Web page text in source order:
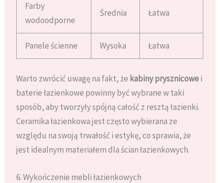
Farby
wodoodporne
Średnia Łatwa
Panele ścienne Wysoka Łatwa
Warto zwrócić uwagę na fakt, że kabiny prysznicowei
baterie łazienkowe powinny być wybrane w taki
sposób, aby tworzyły spójną całość z resztą łazienki.
Ceramika łazienkowa jest często wybierana ze
względu na swoją trwałość i estykę, co sprawia, że
jest idealnym materiałem dla ścian łazienkowych.
6. Wykończenie mebli łazienkowych